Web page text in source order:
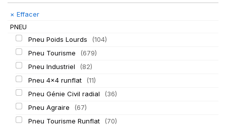
× Effacer
PNEU
Pneu Poids Lourds
(104)
Pneu Tourisme
(679)
Pneu Industriel
(82)
Pneu 4x4 runflat
(11)
Pneu Génie Civil radial
(36)
Pneu Agraire
(67)
Pneu Tourisme Runflat
(70)